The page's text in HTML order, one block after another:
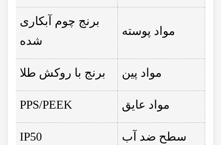
مواد پوسته
برنج چوم آبکاری
شده
مواد پین برنج با روکش طلا
مواد عایق PPS/PEEK
سطح ضد آب IP50